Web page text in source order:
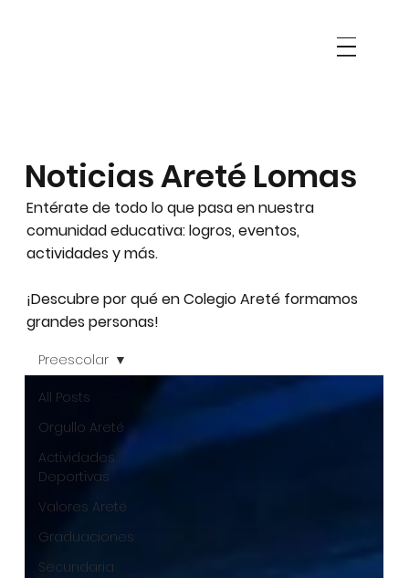
Noticias Areté Lomas
Entérate de todo lo que pasa en nuestra
comunidad educativa: logros, eventos,
actividades y más.
¡Descubre por qué en Colegio Areté formamos
grandes personas!
All Posts
Orgullo Areté
Actividades
Deportivas
Valores Areté
Graduaciones
Secundaria
Preescolar